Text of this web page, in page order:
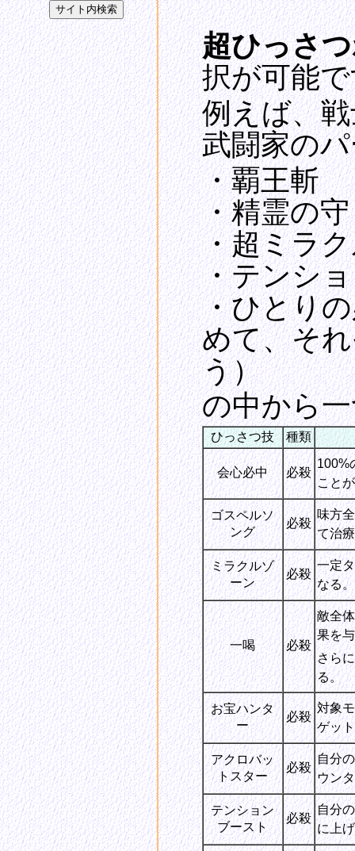
超ひっさ
択が可能
例えば、
武闘家の
・覇王斬
・精霊の
・超ミラ
・テンシ
・ひとり
めて、そ
う）
の中から
ひっさつ技 種類
会心必中 必殺
100%
こと
ゴスペルソ
ング
必殺
味方
て治
ミラクルゾ
ーン
必殺
一定
なる。
一喝 必殺
敵全
果を
さら
る。
お宝ハンタ
ー
必殺
対象
ゲッ
アクロバッ
トスター
必殺
自分
ウン
テンション
ブースト
必殺
自分
に上